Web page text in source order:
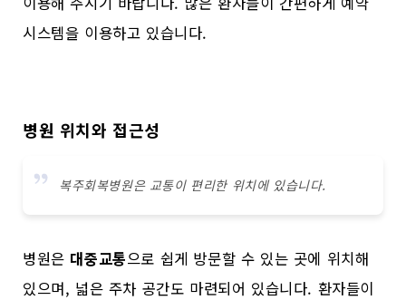
시스템을 이용하고 있습니다.
병원 위치와 접근성
복주회복병원은 교통이 편리한 위치에 있습니다.
병원은 대중교통으로 쉽게 방문할 수 있는 곳에 위치해
있으며, 넓은 주차 공간도 마련되어 있습니다. 환자들이